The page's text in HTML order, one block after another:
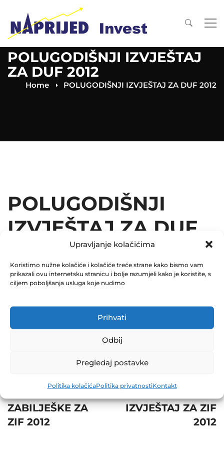
Upravljanje kolačićima
Koristimo nužne kolačiće i kolačiće treće strane kako bismo vam
prikazali ovu internetsku stranicu i bolje razumjeli kako je koristite, s
ciljem poboljšanja usluga koje nudimo
Prihvati
Odbij
Pregledaj postavke
Politika kolačićaPolitika privatnostiKontakt
POLUGODIŠNJI IZVJEŠTAJ
ZA DUF 2012
Home POLUGODIŠNJI IZVJEŠTAJ ZA DUF 2012
POLUGODIŠNJI
IZVJEŠTAJ ZA DUF
December 31, 2012
0 Comments
Share
navigation
ZABILJEŠKE ZA
ZIF 2012
IZVJEŠTAJ ZA ZIF
2012